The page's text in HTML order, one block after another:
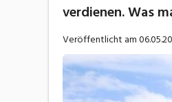
verdienen. Was
Veröffentlicht am